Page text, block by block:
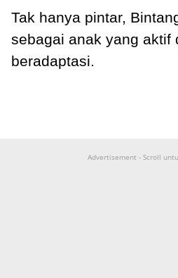
Tak hanya pintar,
sebagai anak yang aktif
beradaptasi.
Advertisement - Scroll